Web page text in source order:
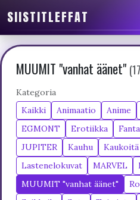
SIISTITLEFFAT
MUUMIT "vanhat äänet"
Kategoria
Kaikki
Animaatio Anime
EGMONT
Erotiikka
JUPITER
Kauhu Kaukoitä
Lastenelokuvat
MARVEL
MUUMIT "vanhat äänet"